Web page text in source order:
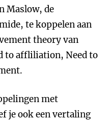
Maslow, de
te koppelen aan
theory van
to affliliation, Need to
met
je ook een vertaling